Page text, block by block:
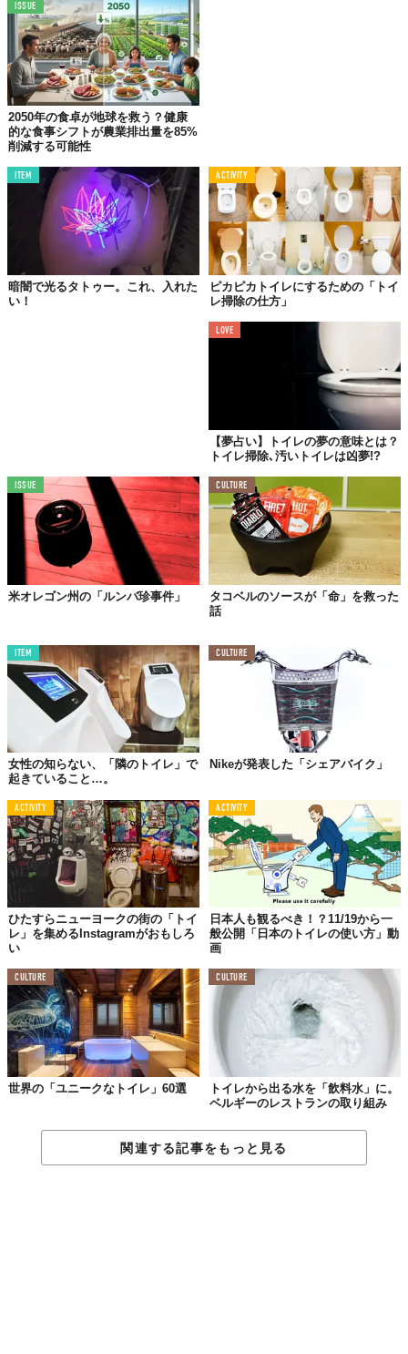
ISSUE
2050年の食卓が地球を救う？健康
的な食事シフトが農業排出量を85%
削減する可能性
ITEM
暗闇で光るタトゥー。これ、入れた
い！
ACTIVITY
ピカピカトイレにするための「トイ
レ掃除の仕方」
LOVE
【夢占い】トイレの夢の意味とは？
トイレ掃除､汚いトイレは凶夢!?
ISSUE
米オレゴン州の「ルンバ珍事件」
CULTURE
タコベルのソースが「命」を救った
話
ITEM
女性の知らない、「隣のトイレ」で
起きていること…。
CULTURE
Nikeが発表した「シェアバイク」
ACTIVITY
ひたすらニューヨークの街の「トイ
レ」を集めるInstagramがおもしろ
い
ACTIVITY
日本人も観るべき！？11/19から一
般公開「日本のトイレの使い方」動
画
CULTURE
世界の「ユニークなトイレ」60選
CULTURE
トイレから出る水を「飲料水」に。
ベルギーのレストランの取り組み
関連する記事をもっと見る